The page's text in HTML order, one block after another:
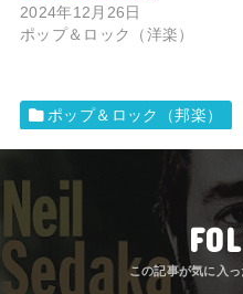
2024年12月26日
ポップ＆ロック（洋楽）
ポップ＆ロック（邦楽）